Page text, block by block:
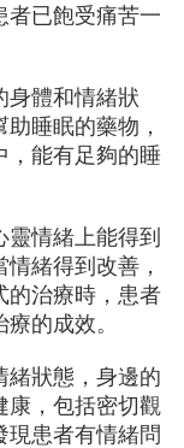
者已飽受痛苦一
身體和情緒狀
睡眠的藥物，
，能有足夠的睡
情緒上能得到
緒得到改善，
的治療時，患者
的成效。
緒狀態，身邊的
康，包括密切觀
現患者有情緒問